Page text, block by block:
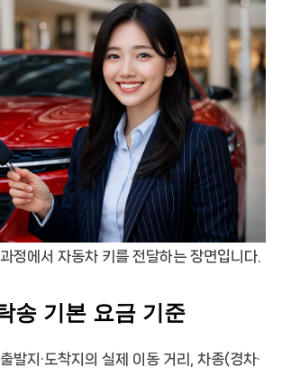
정에서 자동차 키를 전달하는 장면입니다.
송 기본 요금 기준
발지·도착지의 실제 이동 거리, 차종(경차·